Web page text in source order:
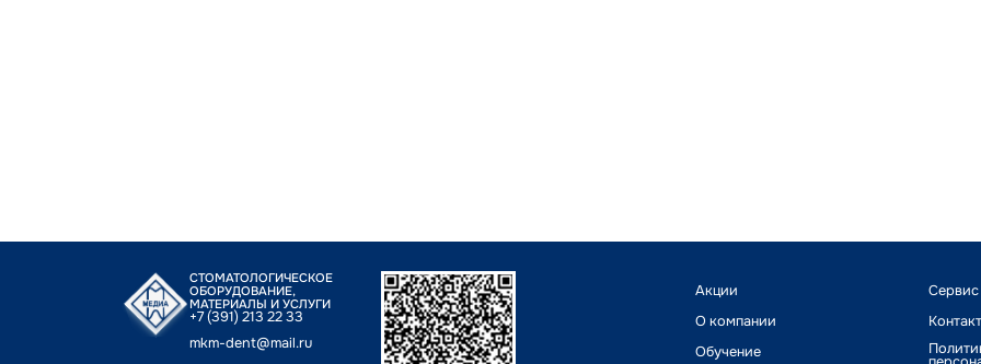
СТОМАТОЛОГИЧЕСКОЕ
ОБОРУДОВАНИЕ,
МАТЕРИАЛЫ И УСЛУГИ
+7 (391) 213 22 33
mkm-dent@mail.ru
Акции
О компании
Обучение
Сервис